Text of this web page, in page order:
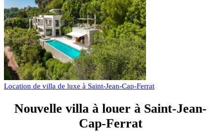
Location de villa de luxe à Saint-Jean-Cap-Ferrat
Nouvelle villa à louer à Saint-Jean-
Cap-Ferrat